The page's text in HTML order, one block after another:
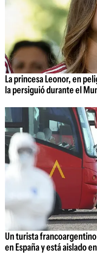
La princesa Leonor, en
la persiguió durante el
Un turista
en España y está aislado